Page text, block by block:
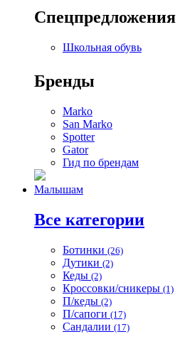
Спецпредложения
Школьная обувь
Бренды
Marko
San Marko
Spotter
Gator
Гид по брендам
Малышам
Все категории
Ботинки (26)
Дутики (2)
Кеды (2)
Кроссовки/сникеры (1)
П/кеды (2)
П/сапоги (17)
Сандалии (17)